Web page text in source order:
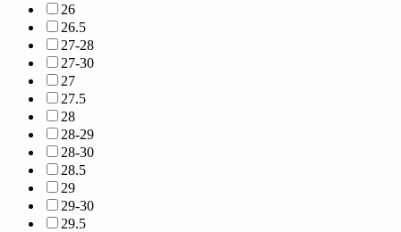
26
26.5
27-28
27-30
27
27.5
28
28-29
28-30
28.5
29
29-30
29.5